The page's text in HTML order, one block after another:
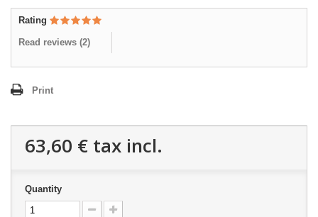
Rating
Read reviews (2)
Print
63,60 € tax incl.
Quantity